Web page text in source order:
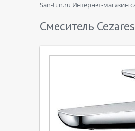
San-tun.ru Интернет-магазин
Смеситель